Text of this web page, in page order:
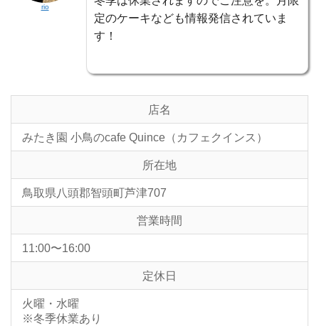
rio
定のケーキなども情報発信されていま
す！
店名
みたき園 小鳥のcafe Quince（カフェクインス）
所在地
鳥取県八頭郡智頭町芦津707
営業時間
11:00〜16:00
定休日
火曜・水曜
※冬季休業あり